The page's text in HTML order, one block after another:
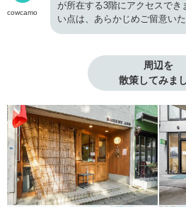
cowcamo
が所在する3階にアクセスで
い点は、あらかじめご留意い
周辺を
散策してみま